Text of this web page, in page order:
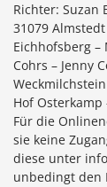
Richter: Suzan
31079
Eichhofsberg –
Cohrs – Jenny
Hof
Für die
sie keine
diese unter
unbedingt den